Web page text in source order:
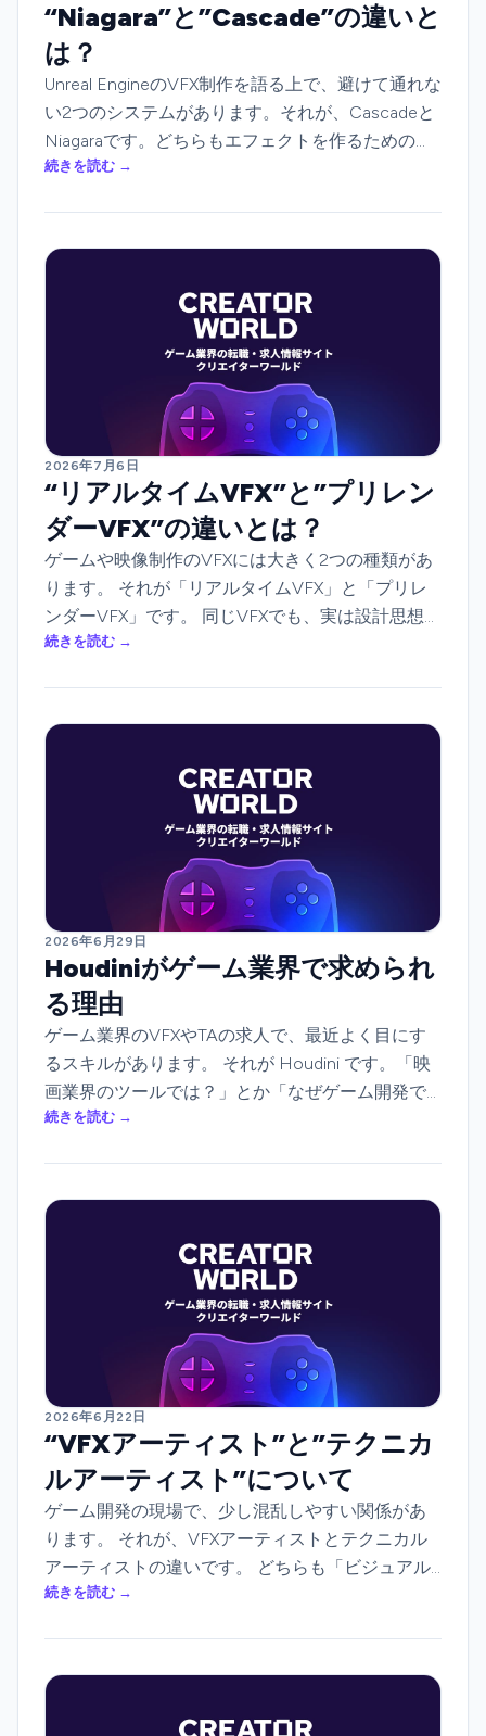
“Niagara”と”Cascade”の違いと
は？
Unreal EngineのVFX制作を語る上で、避けて通れな
い2つのシステムがあります。それが、Cascadeと
Niagaraです。どちらもエフェクトを作るためのツ
ールですが、その設計思想は大きく異なります。
続きを読む →
2026年7月6日
“リアルタイムVFX”と”プリレン
ダーVFX”の違いとは？
ゲームや映像制作のVFXには大きく2つの種類があ
ります。 それが「リアルタイムVFX」と「プリレ
ンダーVFX」です。 同じVFXでも、実は設計思想が
まったく異なります。
続きを読む →
2026年6月29日
Houdiniがゲーム業界で求められ
る理由
ゲーム業界のVFXやTAの求人で、最近よく目にす
るスキルがあります。 それが Houdini です。「映
画業界のツールでは？」とか「なぜゲーム開発で
必要なの？」と感じる方も少なくありません。 し
なりつつあります。
続きを読む →
2026年6月22日
“VFXアーティスト”と”テクニカ
ルアーティスト”について
ゲーム開発の現場で、少し混乱しやすい関係があ
ります。 それが、VFXアーティストとテクニカル
アーティストの違いです。 どちらも「ビジュアル
表現」に関わる仕事ですが、役割は明確に異なり
続きを読む →